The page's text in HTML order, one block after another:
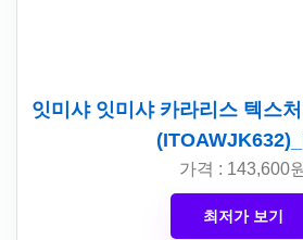
잇미샤 잇미샤 카라리스 텍스
가격 : 143,600원
최저가 보기